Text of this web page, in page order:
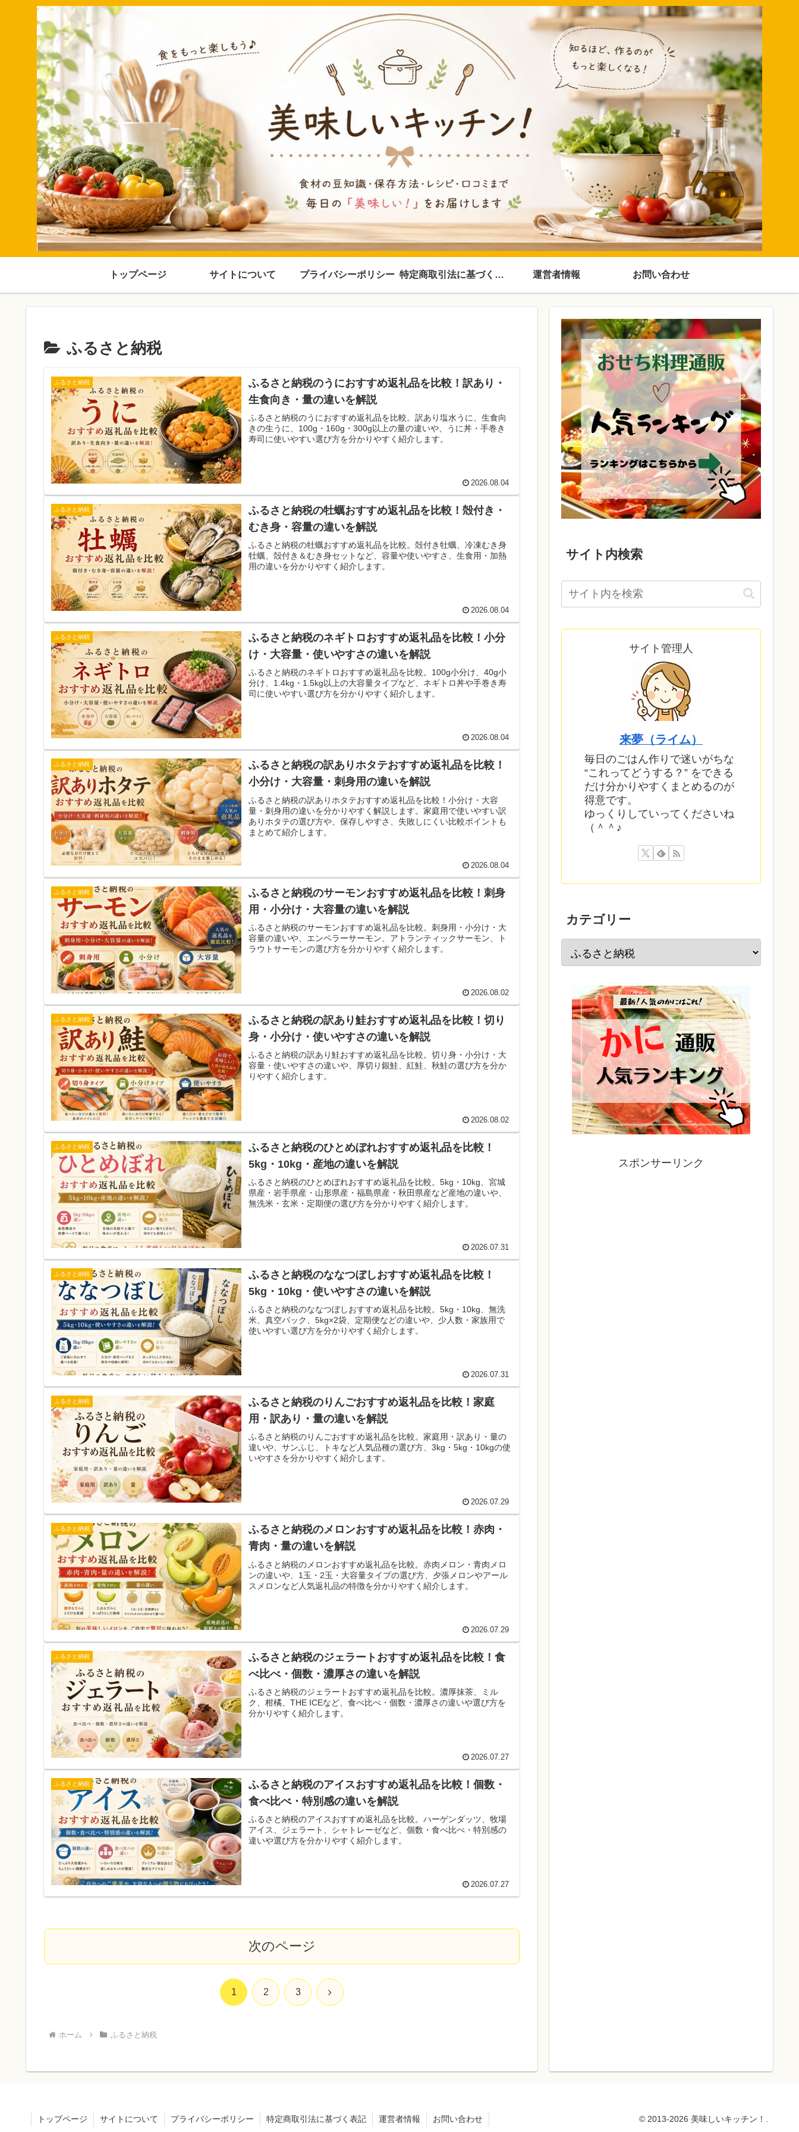
トップページ サイトについて プライバシーポリシー 特定商取引法に基づく表記 運営者情報 お問い合わせ
ふるさと納税
ふるさと納税
ふるさと納税のうにおすすめ返礼品を比較！訳あり・
生食向き・量の違いを解説
ふるさと納税のうにおすすめ返礼品を比較。訳あり塩水うに、生食向
きの生うに、100g・160g・300g以上の量の違いや、うに丼・手巻き
寿司に使いやすい選び方を分かりやすく紹介します。
2026.08.04
ふるさと納税
ふるさと納税の牡蠣おすすめ返礼品を比較！殻付き・
むき身・容量の違いを解説
ふるさと納税の牡蠣おすすめ返礼品を比較。殻付き牡蠣、冷凍むき身
牡蠣、殻付き＆むき身セットなど、容量や使いやすさ、生食用・加熱
用の違いを分かりやすく紹介します。
2026.08.04
ふるさと納税
ふるさと納税のネギトロおすすめ返礼品を比較！小分
け・大容量・使いやすさの違いを解説
ふるさと納税のネギトロおすすめ返礼品を比較。100g小分け、40g小
分け、1.4kg・1.5kg以上の大容量タイプなど、ネギトロ丼や手巻き寿
司に使いやすい選び方を分かりやすく紹介します。
2026.08.04
ふるさと納税
ふるさと納税の訳ありホタテおすすめ返礼品を比較！
小分け・大容量・刺身用の違いを解説
ふるさと納税の訳ありホタテおすすめ返礼品を比較！小分け・大容
量・刺身用の違いを分かりやすく解説します。家庭用で使いやすい訳
ありホタテの選び方や、保存しやすさ、失敗しにくい比較ポイントも
まとめて紹介します。
2026.08.04
ふるさと納税
ふるさと納税のサーモンおすすめ返礼品を比較！刺身
用・小分け・大容量の違いを解説
ふるさと納税のサーモンおすすめ返礼品を比較。刺身用・小分け・大
容量の違いや、エンペラーサーモン、アトランティックサーモン、ト
ラウトサーモンの選び方を分かりやすく紹介します。
2026.08.02
ふるさと納税
ふるさと納税の訳あり鮭おすすめ返礼品を比較！切り
身・小分け・使いやすさの違いを解説
ふるさと納税の訳あり鮭おすすめ返礼品を比較。切り身・小分け・大
容量・使いやすさの違いや、厚切り銀鮭、紅鮭、秋鮭の選び方を分か
りやすく紹介します。
2026.08.02
ふるさと納税
ふるさと納税のひとめぼれおすすめ返礼品を比較！
5kg・10kg・産地の違いを解説
ふるさと納税のひとめぼれおすすめ返礼品を比較。5kg・10kg、宮城
県産・岩手県産・山形県産・福島県産・秋田県産など産地の違いや、
無洗米・玄米・定期便の選び方を分かりやすく紹介します。
2026.07.31
ふるさと納税
ふるさと納税のななつぼしおすすめ返礼品を比較！
5kg・10kg・使いやすさの違いを解説
ふるさと納税のななつぼしおすすめ返礼品を比較。5kg・10kg、無洗
米、真空パック、5kg×2袋、定期便などの違いや、少人数・家族用で
使いやすい選び方を分かりやすく紹介します。
2026.07.31
ふるさと納税
ふるさと納税のりんごおすすめ返礼品を比較！家庭
用・訳あり・量の違いを解説
ふるさと納税のりんごおすすめ返礼品を比較。家庭用・訳あり・量の
違いや、サンふじ、トキなど人気品種の選び方、3kg・5kg・10kgの使
いやすさを分かりやすく紹介します。
2026.07.29
ふるさと納税
ふるさと納税のメロンおすすめ返礼品を比較！赤肉・
青肉・量の違いを解説
ふるさと納税のメロンおすすめ返礼品を比較。赤肉メロン・青肉メロ
ンの違いや、1玉・2玉・大容量タイプの選び方、夕張メロンやアール
スメロンなど人気返礼品の特徴を分かりやすく紹介します。
2026.07.29
ふるさと納税
ふるさと納税のジェラートおすすめ返礼品を比較！食
べ比べ・個数・濃厚さの違いを解説
ふるさと納税のジェラートおすすめ返礼品を比較。濃厚抹茶、ミル
ク、柑橘、THE ICEなど、食べ比べ・個数・濃厚さの違いや選び方を
分かりやすく紹介します。
2026.07.27
ふるさと納税
ふるさと納税のアイスおすすめ返礼品を比較！個数・
食べ比べ・特別感の違いを解説
ふるさと納税のアイスおすすめ返礼品を比較。ハーゲンダッツ、牧場
アイス、ジェラート、シャトレーゼなど、個数・食べ比べ・特別感の
違いや選び方を分かりやすく紹介します。
2026.07.27
次のページ
1 2 3 次
ホーム ふるさと納税
サイト内検索
サイト管理人
来夢（ライム）
毎日のごはん作りで迷いがちな
“これってどうする？” をできる
だけ分かりやすくまとめるのが
得意です。
ゆっくりしていってくださいね
（＾＾♪
カテゴリー
スポンサーリンク
トップページ サイトについて プライバシーポリシー 特定商取引法に基づく表記 運営者情報 お問い合わせ © 2013-2026 美味しいキッチン！.